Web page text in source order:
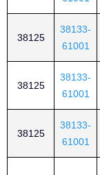
38125
38133-
61001
38125
38133-
61001
38125
38133-
61001